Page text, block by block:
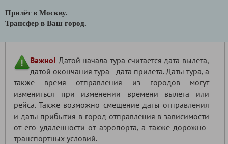
Прилёт в Москву.
Трансфер в Ваш город.
Важно! Датой начала тура считается дата вылета,
датой окончания тура - дата прилёта. Даты тура, а
также время отправления из городов могут
измениться при изменении времени вылета или
рейса. Также возможно смещение даты отправления
и даты прибытия в город отправления в зависимости
от его удаленности от аэропорта, а также дорожно-
транспортных условий.